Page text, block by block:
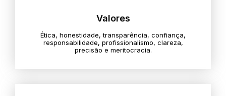
Valores
Ética, honestidade, transparência, confiança,
responsabilidade, profissionalismo, clareza,
precisão e meritocracia.​